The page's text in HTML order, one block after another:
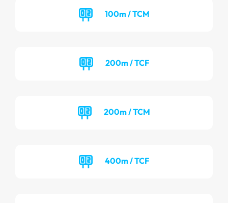
100m / TCM
200m / TCF
200m / TCM
400m / TCF